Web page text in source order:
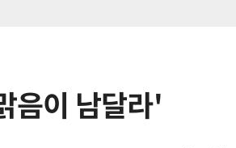
음이 남달라'